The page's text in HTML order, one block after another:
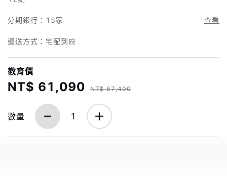
分期銀行： 15家 查看
運送方式：宅配到府
教育價
NT$ 61,090 NT$ 67,400
數量 1